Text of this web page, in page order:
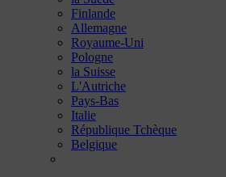
Finlande
Allemagne
Royaume-Uni
Pologne
la Suisse
L'Autriche
Pays-Bas
Italie
République Tchèque
Belgique